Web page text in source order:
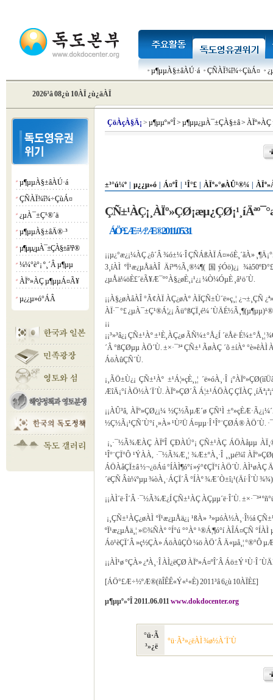
µ¶µµÀ§±âÀÚ·á ÇÑÀÏ¾î¾÷ÇùÁ¤
2026³â 08¿ù 10ÀÏ ¿ù¿äÀÏ
¡á µ¶µµÀ§±âÀÚ·á
¡á ÇÑÀÏ¾î¾÷ÇùÁ¤
¡á ¿µÀ¯±Ç¹®´ä
¡á µ¶µµÀ§±âÄ®·³
¡á µ¶µµ¿µÀ¯±ÇÀ§±â ³í¹®
¡á ¼¼°è°¡ º¸´Â µ¶µµ
¡á ÀÏº»ÀÇ µ¶µµÁ¤Ã¥
¡á µ¿¿µ»ó°­ÁÂ
ÇöÀçÀ§Ä¡ > µ¶µµº»ºÎ> µ¶µµ¿µÀ¯±ÇÀ§±â>
±³°ú¼º| µ¿¿µ»ó| Á¤ºÎ| ¹Î°£| ÀÏº»°øÀÛ¹®¼­|
ÁÖ°£Æ÷½ºÆ® 2011.05.31
¡¡µ¿°æ¿¡¼­ÀÇ ¿ô´Â ¾ó±¼·Î ÇÑÁßÀÏ Á¤»óÈ¸´ãÀ»
3¸íÀÌ ºÏ¹æ¿µÅäÀÎ Äí³ª½Ã¸®¼¶(国ý­Óö)¿¡
¿µÅä¼öÈ£´ëÃ¥Æ¯º°À§¿øÈ¸¡¹¿¡ ¼Ò¼ÓµÈ ¸â¹ö´Ù.
¡¡À§¿øÀåÀÎ °­Ã¢ÀÏ ÀÇ¿øÀº ÀÏÇÑ±Ù´ë»ç¸¦ ¿¬±¸ÇÑ
ÀÏ·¯ °£ ¿µÀ¯±Ç¹®Á¦¿¡ Âü°ßÇÏ¸é¼­
¡¡
¡¡³»³â¿¡ ÇÑ±¹Àº ±¹È¸ÀÇ¿ø ÃÑ¼±°Å¿Í
´Â °ßÇØµµ ÀÖ´Ù. ±×·¯³ª ÇÑ±¹ ÃøÀÇ ´õ ±íÀº
ÁöÀûÇÑ´Ù.
¡¸ÃÖ±Ù¿¡ ÇÑ±¹Àº ±¹Á¦»çÈ¸¸¦ ´ë»óÀ¸·Î
ÆîÄ¡°í ÀÖ½À´Ï´Ù. ÀÏº»ÇØ´Â Á¦±¹ÁÖÀÇ ÇÏÀÇ
¡¡ÀÛ³â, ÀÏº»ÇØ¿¡¼­ ½Ç½ÃµÆ´ø ÇÑ¹Ì
½Ç½Ã¡¹ÇÑ´Ù°í ¸»À» ¹Ù²Ü Á¤µµ·Î ¹Î°¨ÇØÁ® ÀÖ´Ù.
¡¸·¯½Ã¾ÆÀÇ ÀÏºÎ ÇÐÀÚ°¡ ÇÑ±¹ÀÇ ÁÖÀåµµ
¹Î°¨ÇÏ°Ô ¹ÝÀÀ, ·¯½Ã¾Æ¸¦ ¾Æ±ºÀ¸·Î ¸¸µé¾î
ÁÖÀåÇÏ±â ½¬¿öÁú °ÍÀÌ¶ó°í »ý°¢ÇÏ°í ÀÖ´Ù. ÀÌ¹øÀÇ
´ëÇÑ Âù¼ºµµ ¾òÀ¸·ÁÇÏ´Â °ÍÀº ¾Æ´Ò±î¡¹(Äí·Î´Ù ¾¾)
¡¡ÀÌ´ë·Î´Â ·¯½Ã¾Æ¿Í ÇÑ±¹ÀÇ ÀÇµµ´ë·Î´Ù. ±×·¯³ª
¡¸ÇÑ±¹ÀÇ¿øÀÌ ºÏ¹æ¿µÅä¿¡ ¹ßÀ» ³»µóÀ½À¸·Î½á
ºÏ¹æ¿µÅä¸¦ »©¾ÑÀº °Í°ú °°Àº ¹®Á¦¶ó°í ÀÎÁ¤ÇÑ
Áö¹èÇÏ´Â »ç½ÇÀ» ÁöÀûÇÒ ¼ö ÀÖ´Â Ä«µå¸¦ °®°Ô
¡¡ÀÌ¹ø °ÇÀ» ¿ªÀ¸·Î ÀÌ¿ëÇØ ÀÏº»Á¤ºÎ´Â Áö±Ý ¹Ù·Î
[ÁÖ°£Æ÷½ºÆ®(ñÎÊÊ«Ý«¹«È) 2011³â 6¿ù 10ÀÏÈ£]
µ¶µµº»ºÎ 2011.06.011www.dokdocenter.org
°ü·Ã
³»¿ë
°ü·Ã³»¿ëÀÌ ¾ø½À´Ï´Ù